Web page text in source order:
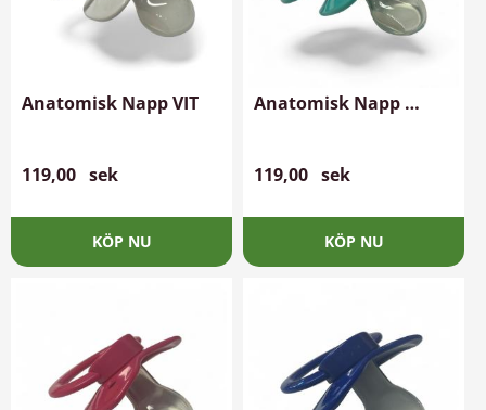
Anatomisk Napp VIT
119,00 sek
Anatomisk Napp
119,00 sek